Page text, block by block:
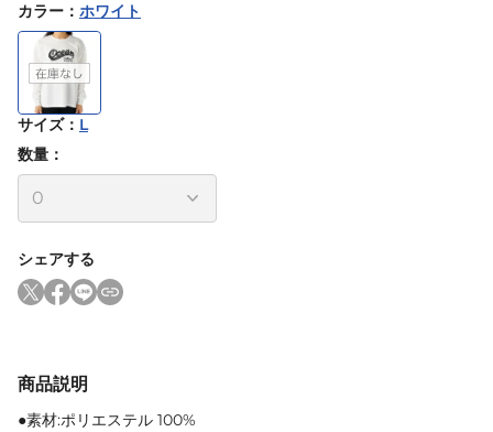
カラー ： ホワイト
サイズ： L
数量：
シェアする
商品説明
●素材:ポリエステル 100%